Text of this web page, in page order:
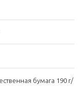
бумага 190 г/